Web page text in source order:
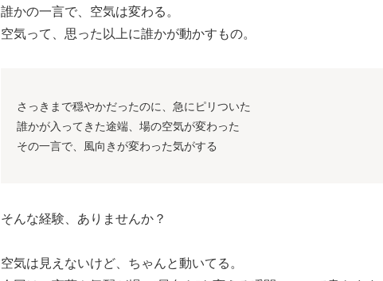
誰かの一言で、空気は変わる。
空気って、思った以上に誰かが動かすもの。
さっきまで穏やかだったのに、急にピリついた
誰かが入ってきた途端、場の空気が変わった
その一言で、風向きが変わった気がする
そんな経験、ありませんか？
空気は見えないけど、ちゃんと動いてる。